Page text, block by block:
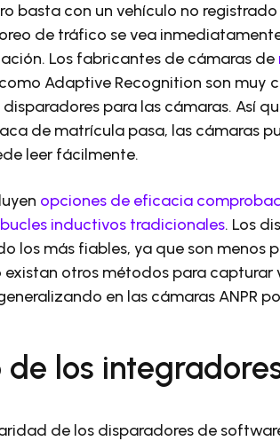
basta con un vehículo no
de tráfico se vea
Los fabricantes de cámaras de
como Adaptive Recognition son muy
para las cámaras. Así
de matrícula pasa, las cámaras
leer fácilmente.
opciones de eficacia
bucles inductivos tradicionales. Los
los más fiables, ya que son menos
otros métodos para capturar
en las cámaras ANPR
de los
de los disparadores de